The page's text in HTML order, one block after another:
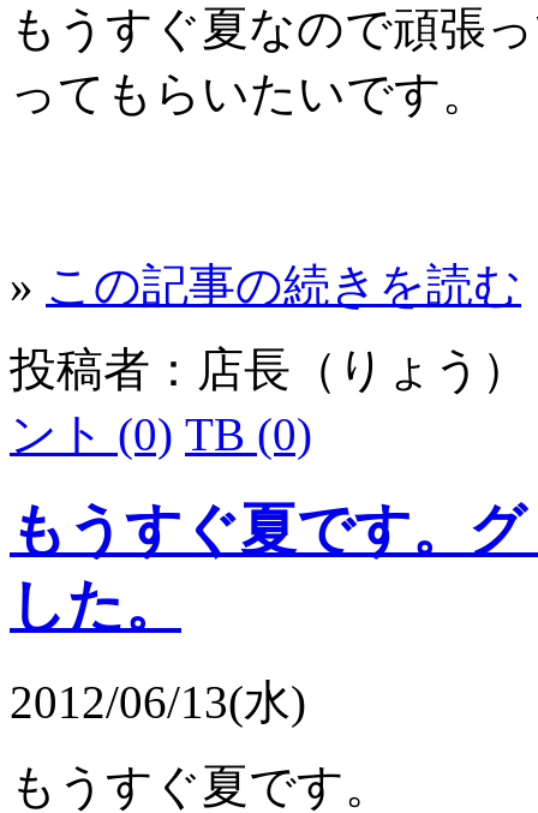
もうすぐ夏なので頑張
ってもらいたいです。
» この記事の続きを読む
投稿者：店長（りょう
ント (0) TB (0)
もうすぐ夏です。
した。
2012/06/13(水)
もうすぐ夏です。